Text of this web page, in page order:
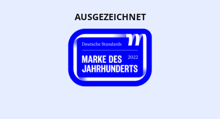
AUSGEZEICHNET